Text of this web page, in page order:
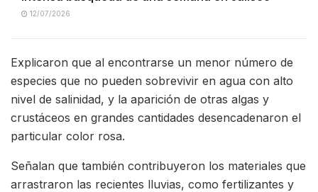
12/07/2026
Explicaron que al encontrarse un menor número de
especies que no pueden sobrevivir en agua con alto
nivel de salinidad, y la aparición de otras algas y
crustáceos en grandes cantidades desencadenaron el
particular color rosa.
Señalan que también contribuyeron los materiales que
arrastraron las recientes lluvias, como fertilizantes y